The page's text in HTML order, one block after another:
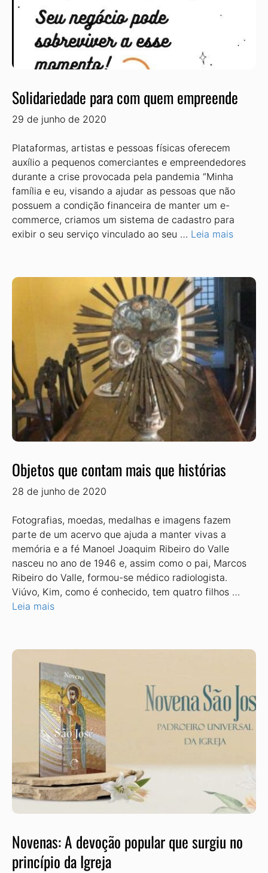
Solidariedade para com quem empreende
29 de junho de 2020
Plataformas, artistas e pessoas físicas oferecem
auxílio a pequenos comerciantes e empreendedores
durante a crise provocada pela pandemia “Minha
família e eu, visando a ajudar as pessoas que não
possuem a condição financeira de manter um e-
commerce, criamos um sistema de cadastro para
exibir o seu serviço vinculado ao seu … Leia mais
Objetos que contam mais que histórias
28 de junho de 2020
Fotografias, moedas, medalhas e imagens fazem
parte de um acervo que ajuda a manter vivas a
memória e a fé Manoel Joaquim Ribeiro do Valle
nasceu no ano de 1946 e, assim como o pai, Marcos
Ribeiro do Valle, formou-se médico radiologista.
Viúvo, Kim, como é conhecido, tem quatro filhos …
Leia mais
Novenas: A devoção popular que surgiu no
princípio da Igreja